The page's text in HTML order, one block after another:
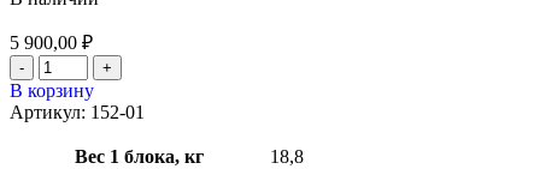
5 900,00 ₽
В корзину
Артикул: 152-01
Вес 1 блока, кг 18,8